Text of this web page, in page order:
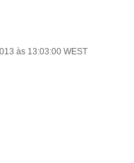
às 13:03:00 WEST